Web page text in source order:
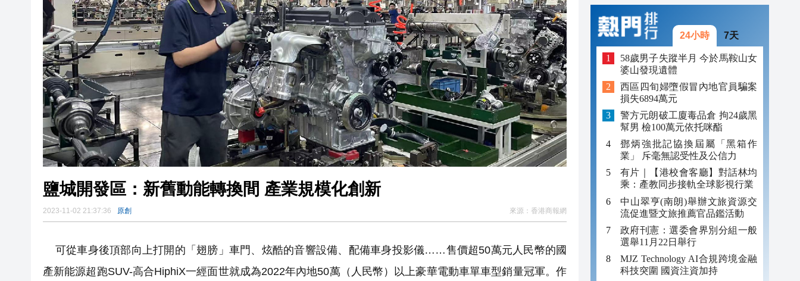
鹽城開發區：新舊動能轉換間 產業規模化創新
2023-11-02 21:37:36 原創 來源： 香港商報網
可從車身後頂部向上打開的「翅膀」車門、炫酷的音響設備、配備車身投影儀……售價超50萬元人民幣的國
產新能源超跑SUV-高合HiphiX一經面世就成為2022年內地50萬（人民幣）以上豪華電動車單車型銷量冠軍。作
24小時 7天
58歲男子失蹤半月 今於馬鞍山女
婆山發現遺體
西區四旬婦墮假冒內地官員騙案
損失6894萬元
警方元朗破工廈毒品倉 拘24歲黑
幫男 檢100萬元依托咪酯
鄧炳強批記協換屆屬「黑箱作
業」 斥毫無認受性及公信力
有片｜【港校會客廳】對話林均
乘：產教同步接軌全球影視行業
中山翠亨(南朗)舉辦文旅資源交
流促進暨文旅推薦官品鑑活動
政府刊憲：選委會界別分組一般
選舉11月22日舉行
MJZ Technology AI合規跨境金融
科技突圍 國資注資加持